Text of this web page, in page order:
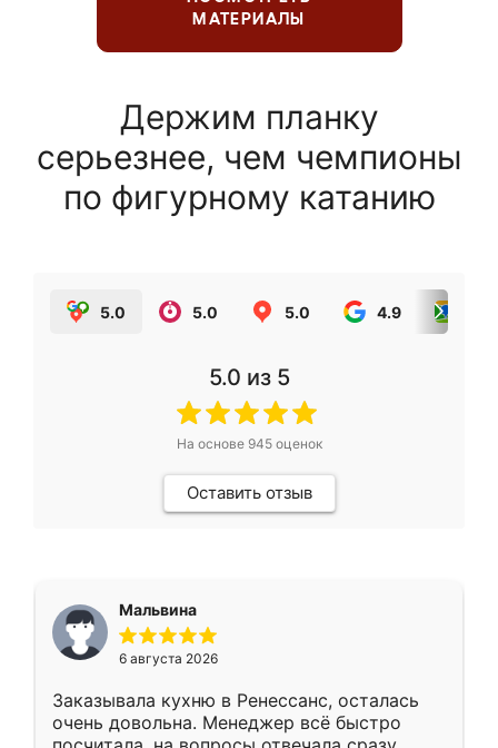
МАТЕРИАЛЫ
Держим планку
серьезнее, чем чемпионы
по фигурному катанию
5.0 5.0 5.0 4.9
5.0 из 5
На основе 945оценок
Оставить отзыв
Мальвина
6 августа 2026
Заказывала кухню в Ренессанс, осталась
очень довольна. Менеджер всё быстро